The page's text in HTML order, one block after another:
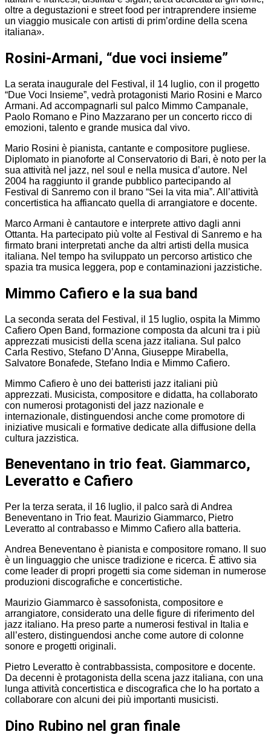
oltre a degustazioni e street food per intraprendere insieme
un viaggio musicale con artisti di prim’ordine della scena
italiana».
Rosini-Armani, “due voci insieme”
La serata inaugurale del Festival, il 14 luglio, con il progetto
“Due Voci Insieme”, vedrà protagonisti Mario Rosini e Marco
Armani. Ad accompagnarli sul palco Mimmo Campanale,
Paolo Romano e Pino Mazzarano per un concerto ricco di
emozioni, talento e grande musica dal vivo.
Mario Rosini è pianista, cantante e compositore pugliese.
Diplomato in pianoforte al Conservatorio di Bari, è noto per la
sua attività nel jazz, nel soul e nella musica d’autore. Nel
2004 ha raggiunto il grande pubblico partecipando al
Festival di Sanremo con il brano “Sei la vita mia”. All’attività
concertistica ha affiancato quella di arrangiatore e docente.
Marco Armani è cantautore e interprete attivo dagli anni
Ottanta. Ha partecipato più volte al Festival di Sanremo e ha
firmato brani interpretati anche da altri artisti della musica
italiana. Nel tempo ha sviluppato un percorso artistico che
spazia tra musica leggera, pop e contaminazioni jazzistiche.
Mimmo Cafiero e la sua band
La seconda serata del Festival, il 15 luglio, ospita la Mimmo
Cafiero Open Band, formazione composta da alcuni tra i più
apprezzati musicisti della scena jazz italiana. Sul palco
Carla Restivo, Stefano D’Anna, Giuseppe Mirabella,
Salvatore Bonafede, Stefano India e Mimmo Cafiero.
Mimmo Cafiero è uno dei batteristi jazz italiani più
apprezzati. Musicista, compositore e didatta, ha collaborato
con numerosi protagonisti del jazz nazionale e
internazionale, distinguendosi anche come promotore di
iniziative musicali e formative dedicate alla diffusione della
cultura jazzistica.
Beneventano in trio feat. Giammarco,
Leveratto e Cafiero
Per la terza serata, il 16 luglio, il palco sarà di Andrea
Beneventano in Trio feat. Maurizio Giammarco, Pietro
Leveratto al contrabasso e Mimmo Cafiero alla batteria.
Andrea Beneventano è pianista e compositore romano. Il suo
è un linguaggio che unisce tradizione e ricerca. È attivo sia
come leader di propri progetti sia come sideman in numerose
produzioni discografiche e concertistiche.
Maurizio Giammarco è sassofonista, compositore e
arrangiatore, considerato una delle figure di riferimento del
jazz italiano. Ha preso parte a numerosi festival in Italia e
all’estero, distinguendosi anche come autore di colonne
sonore e progetti originali.
Pietro Leveratto è contrabbassista, compositore e docente.
Da decenni è protagonista della scena jazz italiana, con una
lunga attività concertistica e discografica che lo ha portato a
collaborare con alcuni dei più importanti musicisti.
Dino Rubino nel gran finale